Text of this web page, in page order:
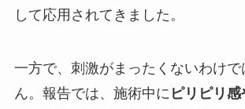
して応用されてきました。
一方で、刺激がまったくないわけ
ん。報告では、施術中に ピリピリ